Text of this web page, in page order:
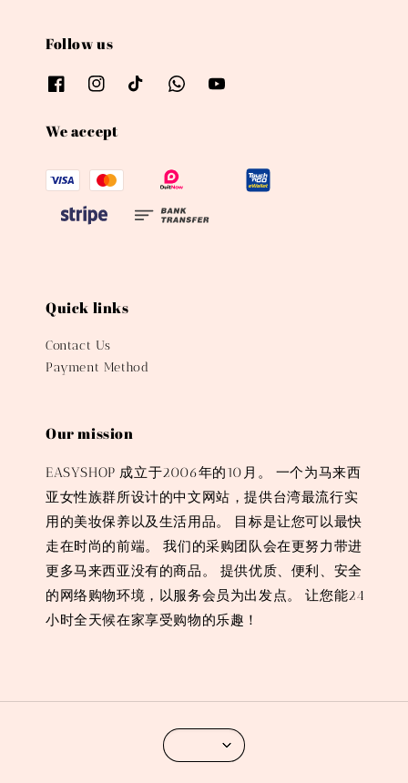
Follow us
We accept
Quick links
Contact Us
Payment Method
Our mission
EASYSHOP 成立于2006年的10月。 一个为马来西
亚女性族群所设计的中文网站，提供台湾最流行实
用的美妆保养以及生活用品。 目标是让您可以最快
走在时尚的前端。 我们的采购团队会在更努力带进
更多马来西亚没有的商品。 提供优质、便利、安全
的网络购物环境，以服务会员为出发点。 让您能24
小时全天候在家享受购物的乐趣！